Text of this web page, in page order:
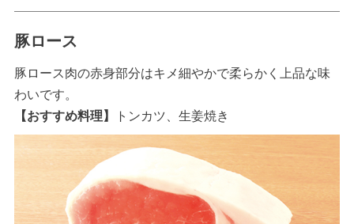
豚ロース
豚ロース肉の赤身部分はキメ細やかで柔らかく上品な味
わいです。
【おすすめ料理】
トンカツ、生姜焼き